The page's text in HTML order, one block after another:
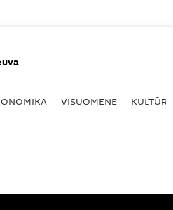
VISUOMENĖ KULTŪRA